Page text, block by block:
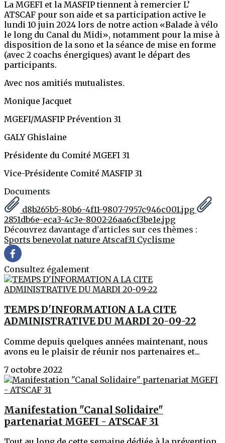
La MGEFI et la MASFIP tiennent à remercier L’
ATSCAF pour son aide et sa participation active le
lundi 10 juin 2024 lors de notre action «Balade à vélo
le long du Canal du Midi», notamment pour la mise à
disposition de la sono et la séance de mise en forme
(avec 2 coachs énergiques) avant le départ des
participants.
Avec nos amitiés mutualistes.
Monique Jacquet
MGEFI/MASFIP Prévention 31
GALY Ghislaine
Présidente du Comité MGEFI 31
Vice-Présidente Comité MASFIP 31
Documents
d8b265b5-80b6-4f11-9807-7957c946c001.jpg
2851db6e-eca3-4c3e-8002-26aa6cf3be1e.jpg
Découvrez davantage d'articles sur ces thèmes :
Sportsbenevolat nature Atscaf31 Cyclisme
Consultez également
TEMPS D'INFORMATION A LA CITE
ADMINISTRATIVE DU MARDI 20-09-22
Comme depuis quelques années maintenant, nous
avons eu le plaisir de réunir nos partenaires et...
7 octobre 2022
Manifestation "Canal Solidaire"
partenariat MGEFI - ATSCAF 31